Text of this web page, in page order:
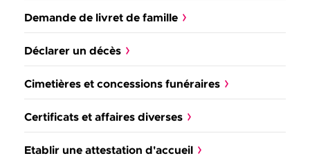
Demande de livret de famille
Déclarer un décès
Cimetières et concessions funéraires
Certificats et affaires diverses
Etablir une attestation d'accueil